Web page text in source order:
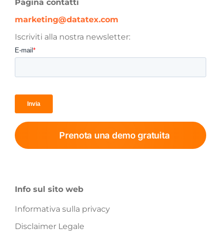
Pagina contatti
marketing@datatex.com
Iscriviti alla nostra newsletter:
Prenota una demo gratuita
Info sul sito web
Informativa sulla privacy
Disclaimer Legale